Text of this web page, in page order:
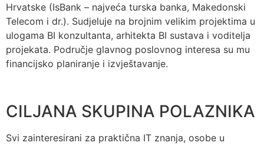
Hrvatske (IsBank – najveća turska banka, Makedonski
Telecom i dr.). Sudjeluje na brojnim velikim projektima u
ulogama BI konzultanta, arhitekta BI sustava i voditelja
projekata. Područje glavnog poslovnog interesa su mu
financijsko planiranje i izvještavanje.
CILJANA SKUPINA POLAZNIKA
Svi zainteresirani za praktična IT znanja, osobe u